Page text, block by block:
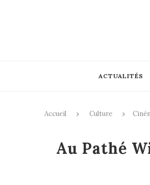
ACTUALITÉS
Accueil Culture
Au Pathé